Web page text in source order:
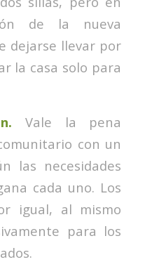
de la nueva
dejarse llevar por
la casa solo para
Vale la pena
con un
las necesidades
cada uno. Los
igual, al mismo
para los